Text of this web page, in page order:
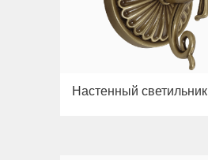
Настенный светильник